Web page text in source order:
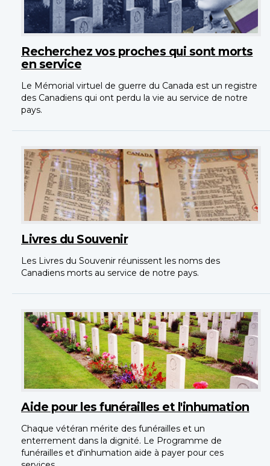
Recherchez vos proches qui sont morts
en service
Le Mémorial virtuel de guerre du Canada est un registre
des Canadiens qui ont perdu la vie au service de notre
pays.
Livres du Souvenir
Les Livres du Souvenir réunissent les noms des
Canadiens morts au service de notre pays.
Aide pour les funérailles et l'inhumation
Chaque vétéran mérite des funérailles et un
enterrement dans la dignité. Le Programme de
funérailles et d'inhumation aide à payer pour ces